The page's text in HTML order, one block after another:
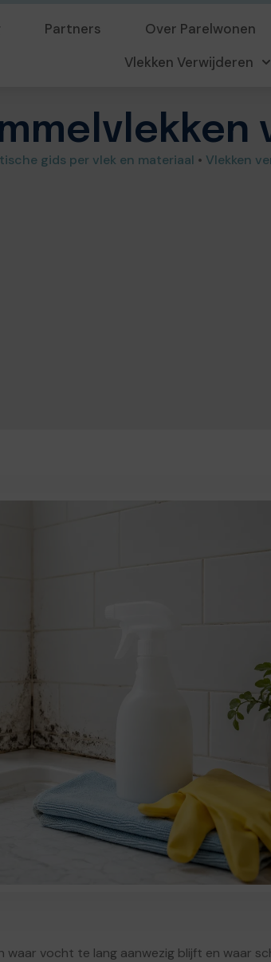
Partners Over Parelwonen
Vlekken Verwijderen
gids per vlek en materiaal • Vlekken
waar vocht te lang aanwezig blijft en waar